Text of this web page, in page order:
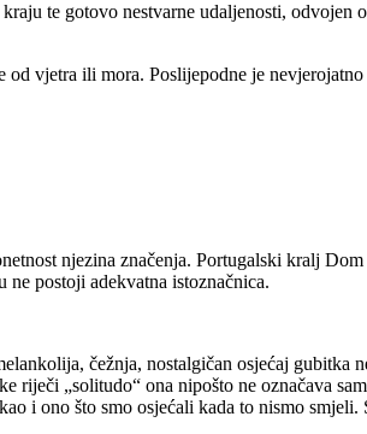
te gotovo nestvarne udaljenosti, odvojen
vjetra ili mora. Poslijepodne je
njezina značenja. Portugalski kralj
postoji adekvatna istoznačnica.
čežnja, nostalgičan osjećaj gubitka
„solitudo“ ona nipošto ne označava
i ono što smo osjećali kada to nismo